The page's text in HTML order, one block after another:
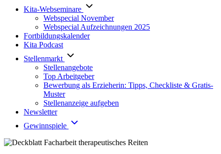
Kita-Webseminare
Webspecial November
Webspecial Aufzeichnungen 2025
Fortbildungskalender
Kita Podcast
Stellenmarkt
Stellenangebote
Top Arbeitgeber
Bewerbung als Erzieherin: Tipps, Checkliste & Gratis-
Muster
Stellenanzeige aufgeben
Newsletter
Gewinnspiele